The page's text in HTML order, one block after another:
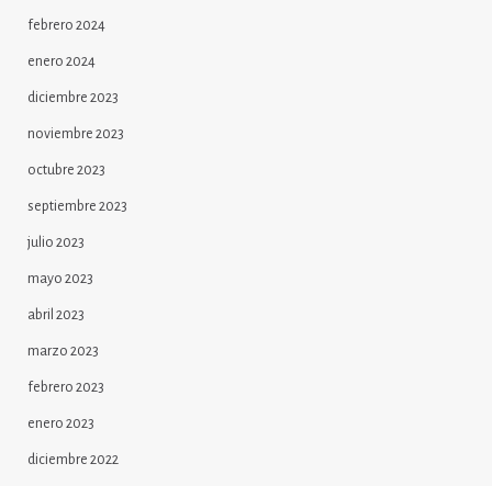
febrero 2024
enero 2024
diciembre 2023
noviembre 2023
octubre 2023
septiembre 2023
julio 2023
mayo 2023
abril 2023
marzo 2023
febrero 2023
enero 2023
diciembre 2022